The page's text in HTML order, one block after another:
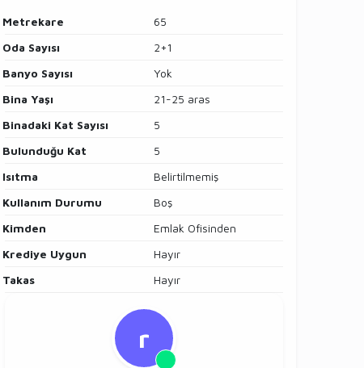
Metrekare
65
Oda Sayısı
2+1
Banyo Sayısı
Yok
Bina Yaşı
21-25 aras
Binadaki Kat Sayısı
5
Bulunduğu Kat
5
Isıtma
Belirtilmemiş
Kullanım Durumu
Boş
Kimden
Emlak Ofisinden
Krediye Uygun
Hayır
Takas
Hayır
r